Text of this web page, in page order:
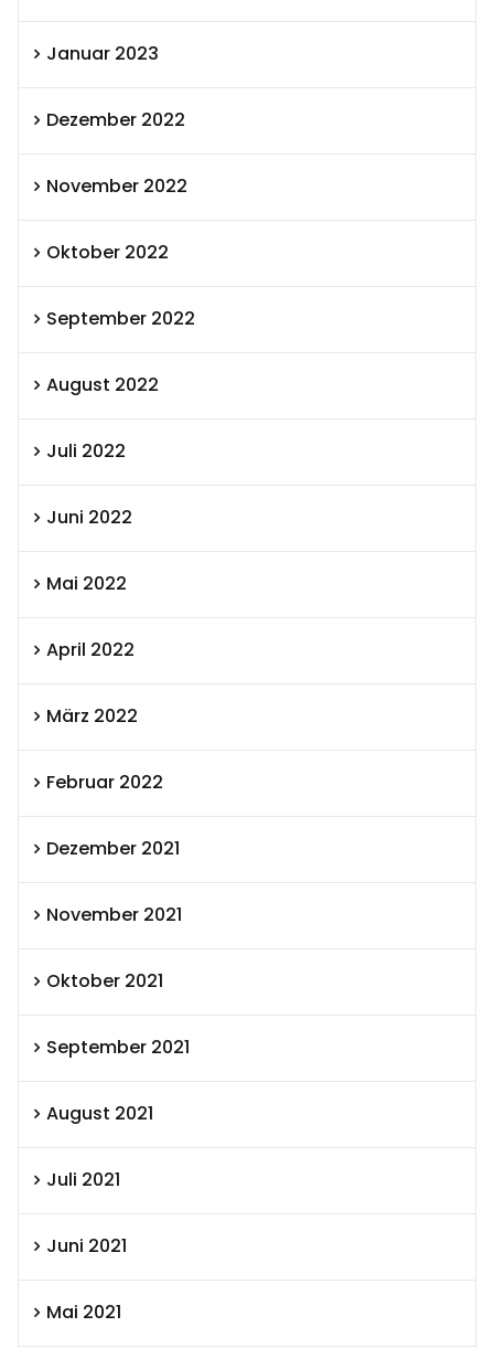
Januar 2023
Dezember 2022
November 2022
Oktober 2022
September 2022
August 2022
Juli 2022
Juni 2022
Mai 2022
April 2022
März 2022
Februar 2022
Dezember 2021
November 2021
Oktober 2021
September 2021
August 2021
Juli 2021
Juni 2021
Mai 2021